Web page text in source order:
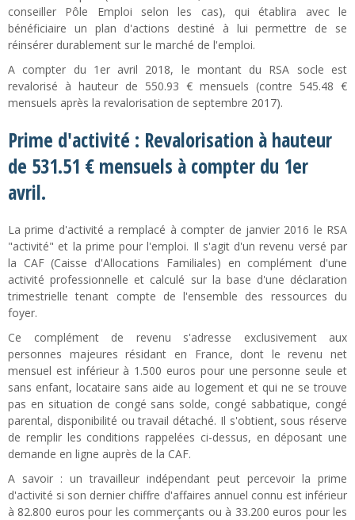
conseiller Pôle Emploi selon les cas), qui établira avec le
bénéficiaire un plan d'actions destiné à lui permettre de se
réinsérer durablement sur le marché de l'emploi.
A compter du 1er avril 2018, le montant du RSA socle est
revalorisé à hauteur de 550.93 € mensuels (contre 545.48 €
mensuels après la revalorisation de septembre 2017).
Prime d'activité : Revalorisation à hauteur
de 531.51 € mensuels à compter du 1er
avril.
La prime d'activité a remplacé à compter de janvier 2016 le RSA
"activité" et la prime pour l'emploi. Il s'agit d'un revenu versé par
la CAF (Caisse d'Allocations Familiales) en complément d'une
activité professionnelle et calculé sur la base d'une déclaration
trimestrielle tenant compte de l'ensemble des ressources du
foyer.
Ce complément de revenu s'adresse exclusivement aux
personnes majeures résidant en France, dont le revenu net
mensuel est inférieur à 1.500 euros pour une personne seule et
sans enfant, locataire sans aide au logement et qui ne se trouve
pas en situation de congé sans solde, congé sabbatique, congé
parental, disponibilité ou travail détaché. Il s'obtient, sous réserve
de remplir les conditions rappelées ci-dessus, en déposant une
demande en ligne auprès de la CAF.
A savoir : un travailleur indépendant peut percevoir la prime
d'activité si son dernier chiffre d'affaires annuel connu est inférieur
à 82.800 euros pour les commerçants ou à 33.200 euros pour les